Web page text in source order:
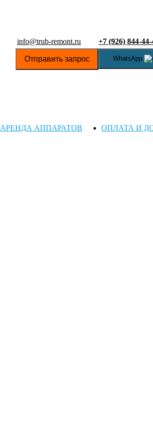
info@trub-remont.ru
Отправить запрос
+7 (926) 844-44-
WhatsApp
АРЕНДА АППАРАТОВ ОПЛАТА И